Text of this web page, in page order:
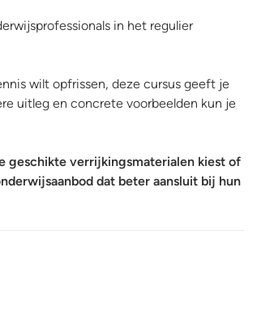
in het regulier
wilt opfrissen, deze cursus geeft je
uitleg en concrete voorbeelden kun je
geschikte verrijkingsmaterialen kiest of
dat beter aansluit bij hun